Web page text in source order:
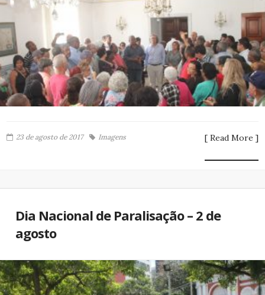
23 de agosto de 2017 Imagens [ Read More ]
Dia Nacional de Paralisação – 2 de
agosto